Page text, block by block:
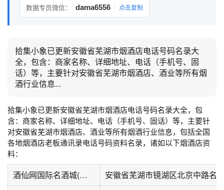
数据专员微信： dama6556 点击复制
拾集小象已更新安徽省芜湖市烟酒店电话号码名录大
全，包含：商家名称、详细地址、电话（手机号、固
话）等，主要针对安徽省芜湖市烟酒店、酒业等所有烟
酒行业信息...
拾集小象已更新安徽省芜湖市烟酒店电话号码名录大全，包
含：商家名称、详细地址、电话（手机号、固话）等，主要针
对安徽省芜湖市烟酒店、酒业等所有烟酒行业信息，包括全国
各地烟酒店老板通讯录电话号码资料名录，诸如以下烟酒店资
料：
酒仙网国际名酒城(芜湖名铸广场店)
安徽省芜湖市镜湖区北京中路名